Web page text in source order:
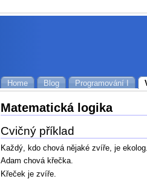
Home Blog Programování I
Matematická logika
Cvičný příklad
Každý, kdo chová nějaké zvíře, je ekolog.
Adam chová křečka.
Křeček je zvíře.